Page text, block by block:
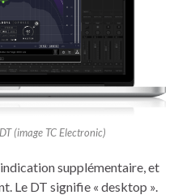
(image TC Electronic)
supplémentaire, et
Le DT signifie « desktop ».